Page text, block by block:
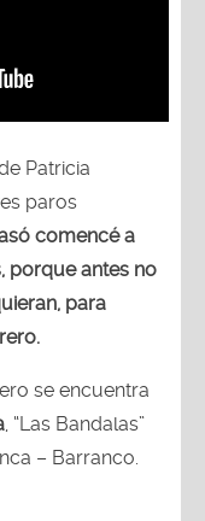
Patricia
paros
comencé a
porque antes no
para
se encuentra
, “Las Bandalas”
– Barranco.